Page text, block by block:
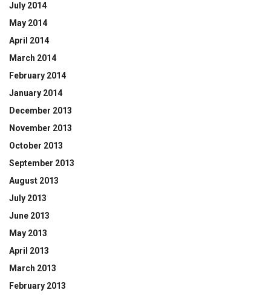
July 2014
May 2014
April 2014
March 2014
February 2014
January 2014
December 2013
November 2013
October 2013
September 2013
August 2013
July 2013
June 2013
May 2013
April 2013
March 2013
February 2013